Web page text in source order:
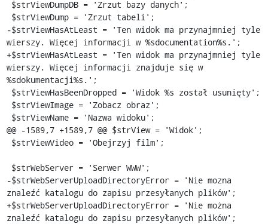
-$strViewHasAtLeast = 'Ten widok ma przynajmniej tyle
wierszy. Więcej informacji w %sdocumentation%s.';
+$strViewHasAtLeast = 'Ten widok ma przynajmniej tyle
wierszy. Więcej informacji znajduje się w
%sdokumentacji%s.';
@@ -1589,7 +1589,7 @@ $strView = 'Widok';
-$strWebServerUploadDirectoryError = 'Nie mozna
znaleźć katalogu do zapisu przesyłanych plików';
+$strWebServerUploadDirectoryError = 'Nie można
znaleźć katalogu do zapisu przesyłanych plików';